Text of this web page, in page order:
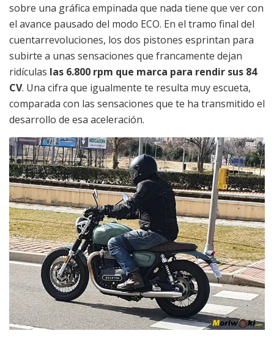
sobre una gráfica empinada que nada tiene que ver con
el avance pausado del modo ECO. En el tramo final del
cuentarrevoluciones, los dos pistones esprintan para
subirte a unas sensaciones que francamente dejan
ridículas las 6.800 rpm que marca para rendir sus 84
CV. Una cifra que igualmente te resulta muy escueta,
comparada con las sensaciones que te ha transmitido el
desarrollo de esa aceleración.